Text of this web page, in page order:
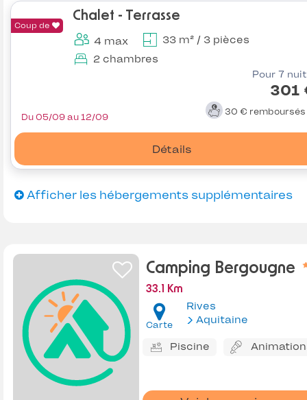
Coup de
Chalet - Terrasse
4 max
33 m² / 3 pièces
2 chambres
Pour 7
301
30 € remboursés
Détails
Du 05/09 au 12/09
Afficher les hébergements supplémentaires
Camping Bergougne
33.1 Km
Carte
Rives
Aquitaine
Piscine